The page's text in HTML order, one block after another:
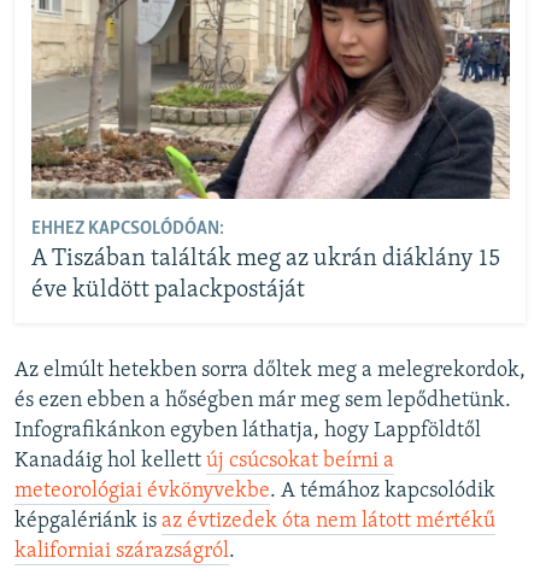
EHHEZ KAPCSOLÓDÓAN:
A Tiszában találták meg az ukrán diáklány 15
éve küldött palackpostáját
Az elmúlt hetekben sorra dőltek meg a melegrekordok,
és ezen ebben a hőségben már meg sem lepődhetünk.
Infografikánkon egyben láthatja, hogy Lappföldtől
Kanadáig hol kellett új csúcsokat beírni a
meteorológiai évkönyvekbe. A témához kapcsolódik
képgalériánk is az évtizedek óta nem látott mértékű
kaliforniai szárazságról.